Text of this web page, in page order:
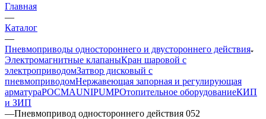
Главная
—
Каталог
—
Пневмоприводы одностороннего и двустороннего действия
Электромагнитные клапаныКран шаровой с
электроприводомЗатвор дисковый с
пневмоприводомНержавеющая запорная и регулирующая
арматураРОСМАUNIPUMPОтопительное оборудованиеКИП
и ЗИП
—Пневмопривод одностороннего действия 052